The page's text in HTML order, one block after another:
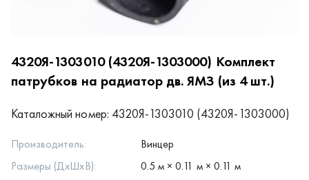
4320Я-1303010 (4320Я-1303000) Комплект
патрубков на радиатор дв. ЯМЗ (из 4 шт.)
Каталожный номер: 4320Я-1303010 (4320Я-1303000)
Производитель:
Винцер
Размеры (ДхШхВ):
0.5 м × 0.11 м × 0.11 м